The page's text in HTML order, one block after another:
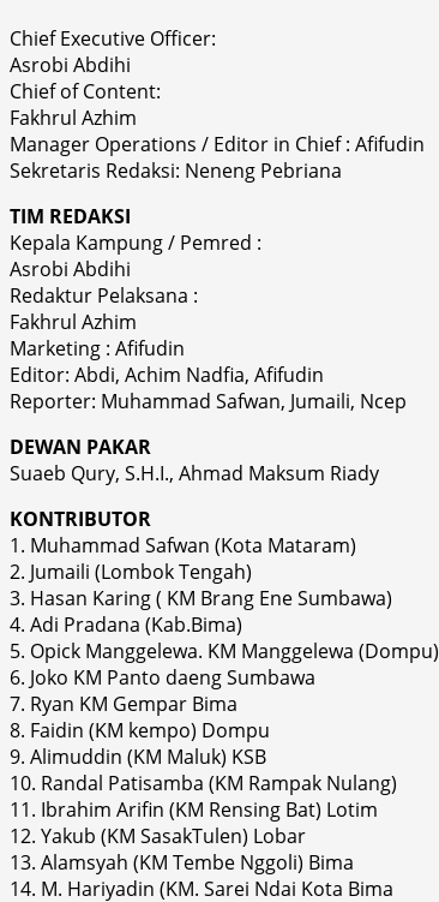
Chief Executive Officer:
Asrobi Abdihi
Chief of Content:
Fakhrul Azhim
Manager Operations / Editor in Chief : Afifudin
Sekretaris Redaksi: Neneng Pebriana
TIM REDAKSI
Kepala Kampung / Pemred :
Asrobi Abdihi
Redaktur Pelaksana :
Fakhrul Azhim
Marketing : Afifudin
Editor: Abdi, Achim Nadfia, Afifudin
Reporter: Muhammad Safwan, Jumaili, Ncep
DEWAN PAKAR
Suaeb Qury, S.H.I., Ahmad Maksum Riady
KONTRIBUTOR
1. Muhammad Safwan (Kota Mataram)
2. Jumaili (Lombok Tengah)
3. Hasan Karing ( KM Brang Ene Sumbawa)
4. Adi Pradana (Kab.Bima)
5. Opick Manggelewa. KM Manggelewa (Dompu)
6. Joko KM Panto daeng Sumbawa
7. Ryan KM Gempar Bima
8. Faidin (KM kempo) Dompu
9. Alimuddin (KM Maluk) KSB
10. Randal Patisamba (KM Rampak Nulang)
11. Ibrahim Arifin (KM Rensing Bat) Lotim
12. Yakub (KM SasakTulen) Lobar
13. Alamsyah (KM Tembe Nggoli) Bima
14. M. Hariyadin (KM. Sarei Ndai Kota Bima